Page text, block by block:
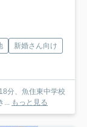
新婚さん向け
分、魚住東中学校
... もっと見る